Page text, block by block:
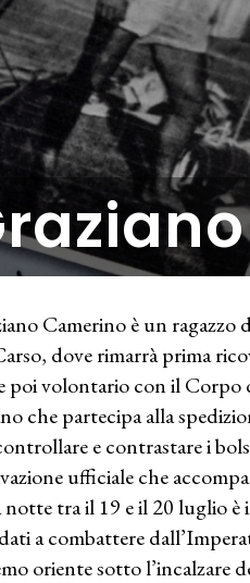
Camerino è un ragazzo
dove rimarrà prima
poi volontario con il Corpo
che partecipa alla
e contrastare i
ufficiale che
notte tra il 19 e il 20 luglio
a combattere
oriente sotto l’incalzare